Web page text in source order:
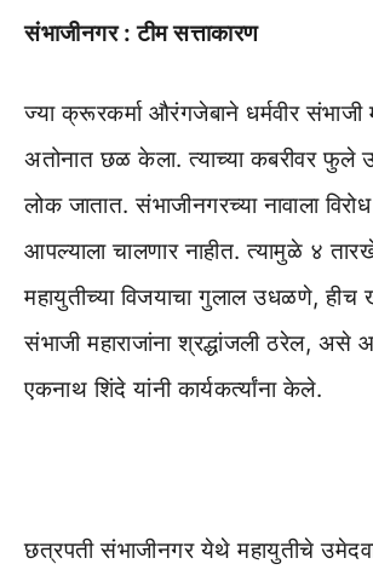
संभाजीनगर : टीम सत्ताकारण
ज्या क्रूरकर्मा औरंगजेबाने धर्मवीर संभाजी
अतोनात छळ केला. त्याच्या कबरीवर फुले
लोक जातात. संभाजीनगरच्या नावाला
आपल्याला चालणार नाहीत. त्यामुळे ४
महायुतीच्या विजयाचा गुलाल उधळणे, हीच
संभाजी महाराजांना श्रद्धांजली ठरेल, असे
एकनाथ शिंदे यांनी कार्यकर्त्यांना केले.
छत्रपती संभाजीनगर येथे महायुतीचे